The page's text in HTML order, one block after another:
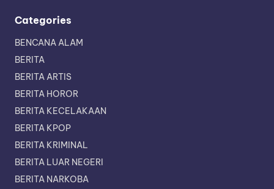
Categories
BENCANA ALAM
BERITA
BERITA ARTIS
BERITA HOROR
BERITA KECELAKAAN
BERITA KPOP
BERITA KRIMINAL
BERITA LUAR NEGERI
BERITA NARKOBA